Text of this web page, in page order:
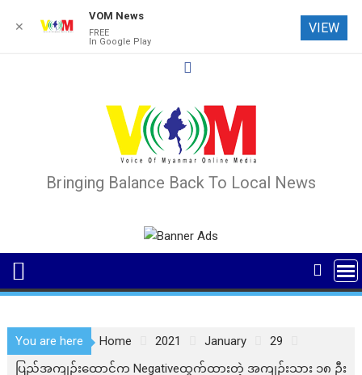
Bringing Balance Back To Local News
You are here Home 2021 January
29
ပြည်အကျဉ်းထောင်က Negativeထွက်ထားတဲ့ အကျဉ်းသား ၁၈ ဦး
✕
VOM News
FREE
In Google Play
VIEW